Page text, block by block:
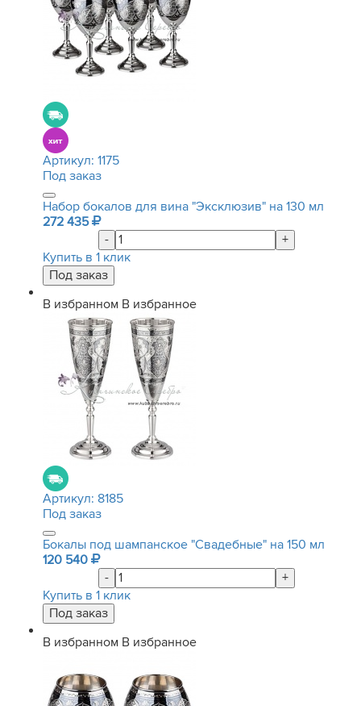
Артикул: 1175
Под заказ
Набор бокалов для вина "Эксклюзив" на 130 мл
272 435
-
+
Купить в 1 клик
В избранном В избранное
Артикул: 8185
Под заказ
Бокалы под шампанское "Свадебные" на 150 мл
120 540
-
+
Купить в 1 клик
В избранном В избранное